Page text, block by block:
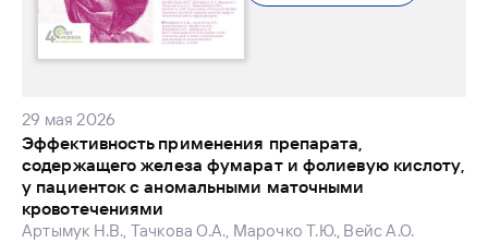
29 мая 2026
Эффективность применения препарата,
содержащего железа фумарат и фолиевую кислоту,
у пациенток с аномальными маточными
кровотечениями
Артымук Н.В., Тачкова О.А., Марочко Т.Ю., Вейс А.О.